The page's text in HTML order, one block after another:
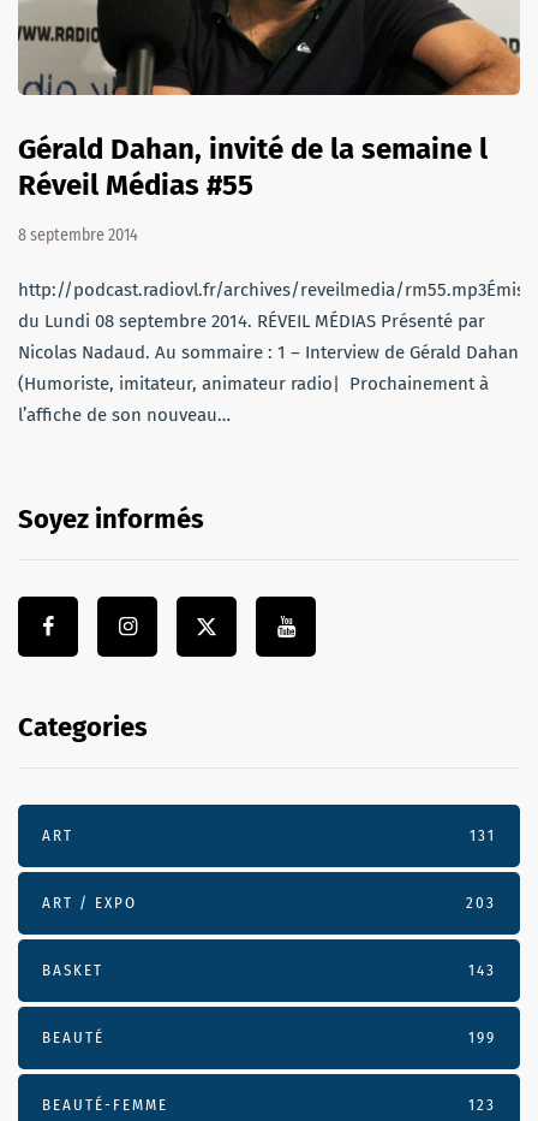
Gérald Dahan, invité de la semaine l
Réveil Médias #55
8 septembre 2014
http://podcast.radiovl.fr/archives/reveilmedia/
du Lundi 08 septembre 2014. RÉVEIL MÉDIAS Présenté par
Nicolas Nadaud. Au sommaire : 1 – Interview de Gérald Dahan
(Humoriste, imitateur, animateur radio| Prochainement à
l’affiche de son nouveau…
Soyez informés
Categories
ART 131
ART / EXPO 203
BASKET 143
BEAUTÉ 199
BEAUTÉ-FEMME 123